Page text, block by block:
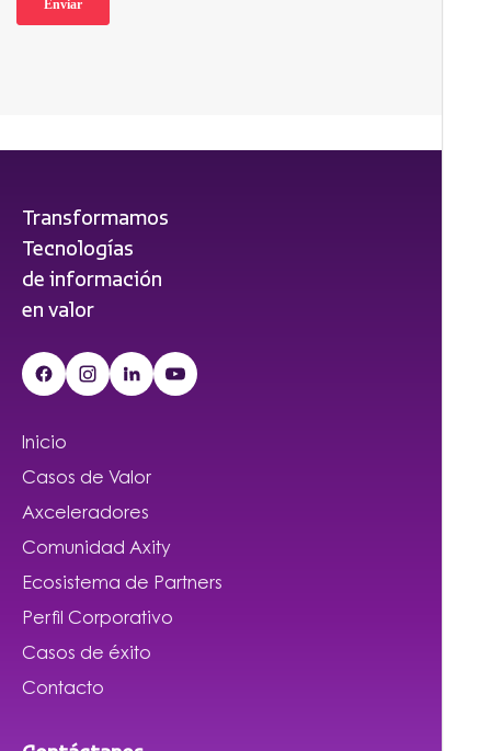
Transformamos
Tecnologías
de información
en valor
Inicio
Casos de Valor
Axceleradores
Comunidad Axity
Ecosistema de Partners
Perfil Corporativo
Casos de éxito
Contacto